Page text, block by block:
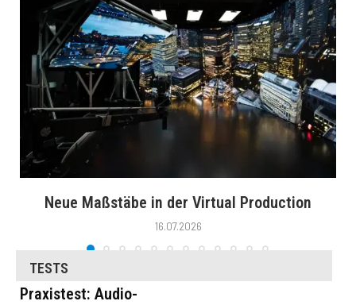
Neue Maßstäbe in der Virtual Production
16.07.2026
TESTS
Praxistest: Audio-